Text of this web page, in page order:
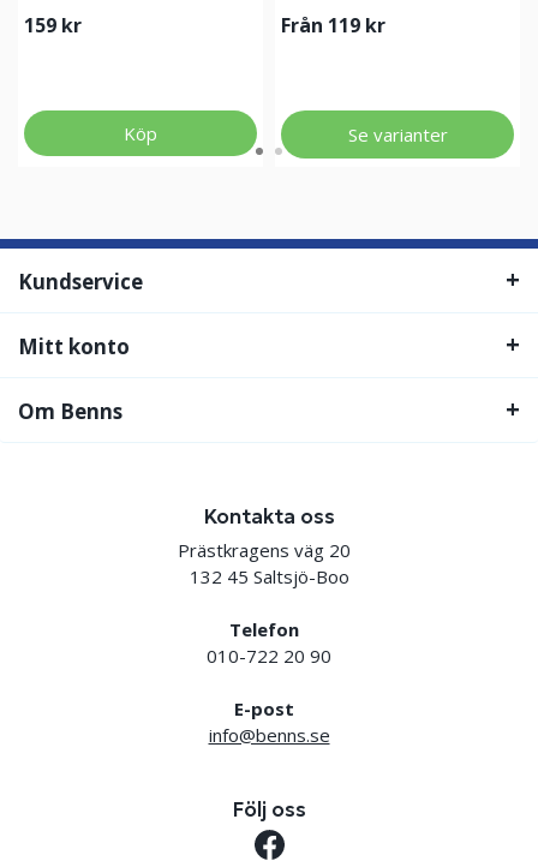
159 kr
Köp
Från 119 kr
Se varianter
Kundservice
Mitt konto
Om Benns
Kontakta oss
Prästkragens väg 20
132 45 Saltsjö-Boo
Telefon
010-722 20 90
E-post
info@benns.se
Följ oss